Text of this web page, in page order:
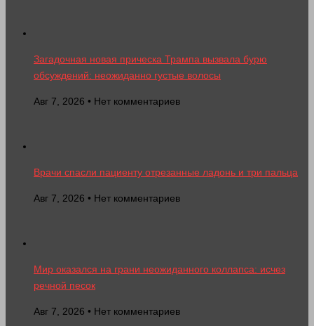
Загадочная новая прическа Трампа вызвала бурю
обсуждений: неожиданно густые волосы
Авг 7, 2026 • Нет комментариев
Врачи спасли пациенту отрезанные ладонь и три пальца
Авг 7, 2026 • Нет комментариев
Мир оказался на грани неожиданного коллапса: исчез
речной песок
Авг 7, 2026 • Нет комментариев